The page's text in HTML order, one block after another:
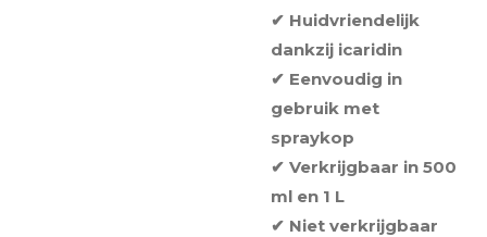
✔ Huidvriendelijk
dankzij icaridin
✔ Eenvoudig in
gebruik met
spraykop
✔ Verkrijgbaar in 500
ml en 1 L
✔ Niet verkrijgbaar